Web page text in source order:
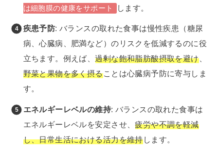
は細胞膜の健康をサポート します。
疾患予防: バランスの取れた食事は慢性疾患（糖尿
病、心臓病、肥満など）のリスクを低減するのに役
立ちます。例えば、過剰な飽和脂肪酸摂取を避け、
野菜と果物を多く摂ることは心臓病予防に寄与しま
す。
エネルギーレベルの維持: バランスの取れた食事は
エネルギーレベルを安定させ、疲労や不調を軽減
し、日常生活における活力を維持します。